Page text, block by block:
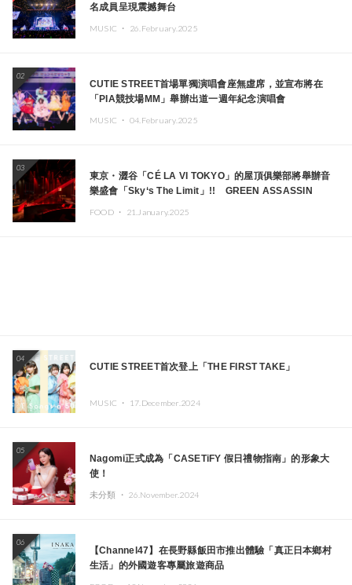
名成員呈現震撼舞台
MUSIC ・ 26.February.2025
02
CUTIE STREET首場單獨演唱會座無虛席，並宣布將在
「PIA競技場MM」舉辦出道一週年紀念演唱會
MUSIC ・ 04.February.2025
03
東京・澀谷「CÉ LA VI TOKYO」的屋頂俱樂部將舉辦音
樂盛會「Sky‘s The Limit」!! GREEN ASSASSIN
本頂尖DJ及創作者齊聚一堂
FOOD ・ 21.January.2025
04
CUTIE STREET首次登上「THE FIRST TAKE」
MUSIC ・ 17.December.2024
05
Nagomi正式成為「CASETiFY 假日禮物指南」的形象大
使！
未分類 ・ 26.November.2024
06
【Channel47】在長野縣飯田市推出體驗「真正日本鄉村
生活」的外國遊客專屬旅遊商品